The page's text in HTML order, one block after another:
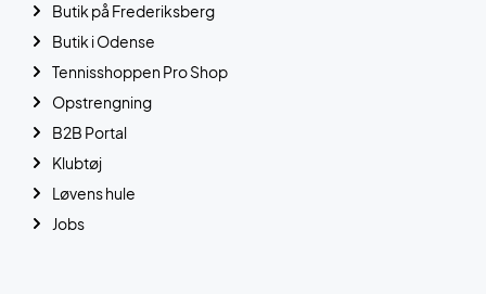
Butik på Frederiksberg
Butik i Odense
Tennisshoppen Pro Shop
Opstrengning
B2B Portal
Klubtøj
Løvens hule
Jobs